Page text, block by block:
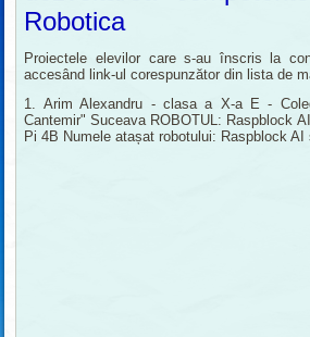
Robotica
Proiectele elevilor care s-au înscris la
accesând link-ul corespunzător din lista de
1. Arim Alexandru - clasa a X-a E -
Cantemir" Suceava ROBOTUL: Raspblock
Pi 4B Numele atașat robotului: Raspblock AI